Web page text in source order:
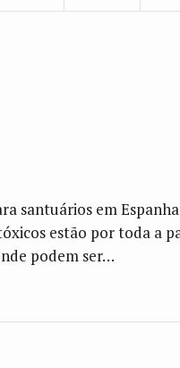
santuários em
estão por toda a
podem ser…